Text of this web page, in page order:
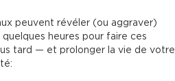
peuvent révéler (ou aggraver)
heures pour faire ces
tard — et prolonger la vie de votre